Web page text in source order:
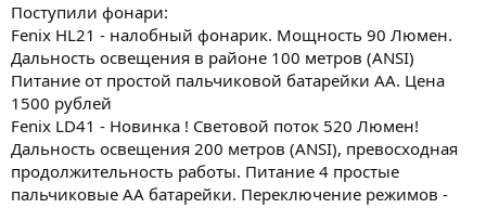
Поступили фонари:
Fenix HL21 - налобный фонарик. Мощность 90 Люмен.
Дальность освещения в районе 100 метров (ANSI)
Питание от простой пальчиковой батарейки АА. Цена
1500 рублей
Fenix LD41 - Новинка ! Световой поток 520 Люмен!
Дальность освещения 200 метров (ANSI), превосходная
продолжительность работы. Питание 4 простые
пальчиковые АА батарейки. Переключение режимов -